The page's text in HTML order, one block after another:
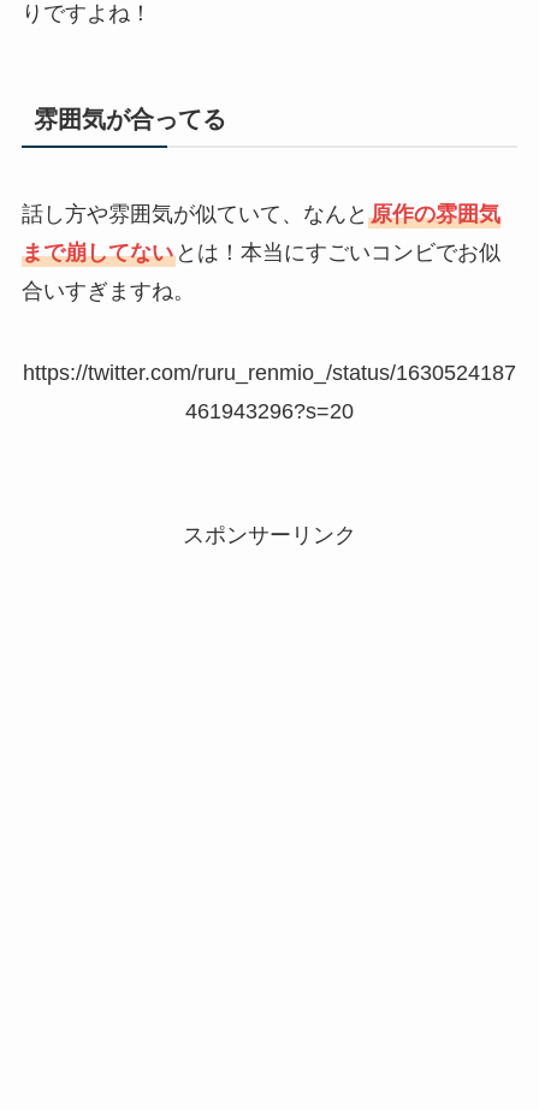
りですよね！
雰囲気が合ってる
話し方や雰囲気が似ていて、なんと 原作の雰囲気
まで崩してないとは！本当にすごいコンビでお似
合いすぎますね。
https://twitter.com/ruru_renmio_/status/1630524187
461943296?s=20
スポンサーリンク